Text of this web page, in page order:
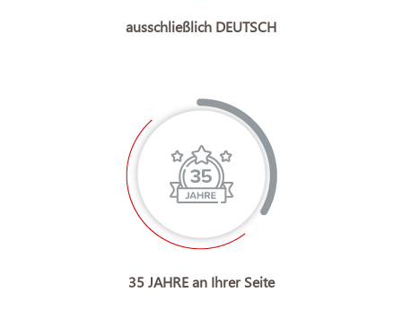
ausschließlich DEUTSCH
35 JAHRE an Ihrer Seite